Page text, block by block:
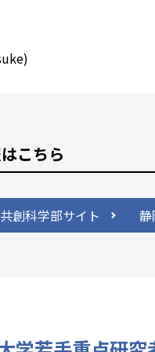
こちら
創科学部サイト